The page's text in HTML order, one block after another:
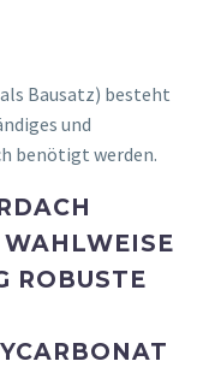
Bausatz) besteht
und
benötigt werden.
ROBUSTE